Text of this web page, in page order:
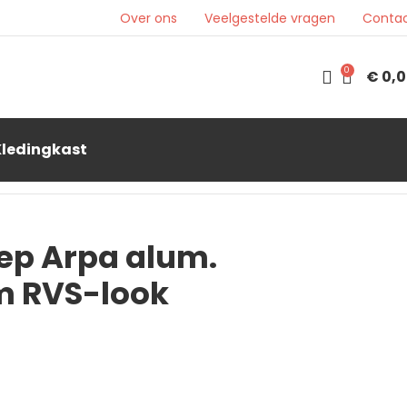
Over ons Veelgestelde vragen
0 €
Arpa alum.
RVS-look